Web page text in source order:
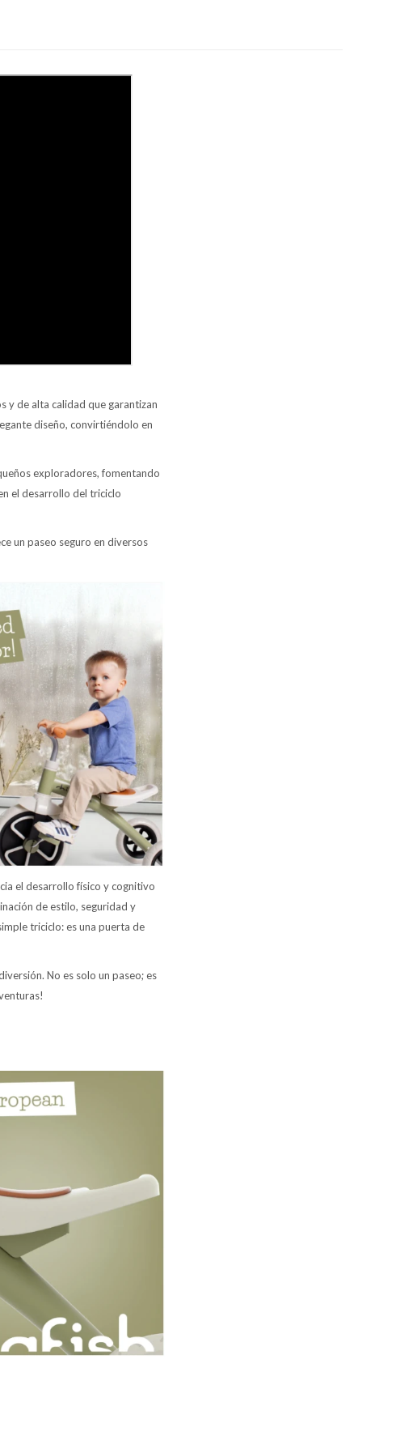
y de alta calidad que garantizan
diseño, convirtiéndolo en
exploradores, fomentando
el desarrollo del triciclo
un paseo seguro en diversos
el desarrollo físico y cognitivo
de estilo, seguridad y
triciclo: es una puerta de
No es solo un paseo; es